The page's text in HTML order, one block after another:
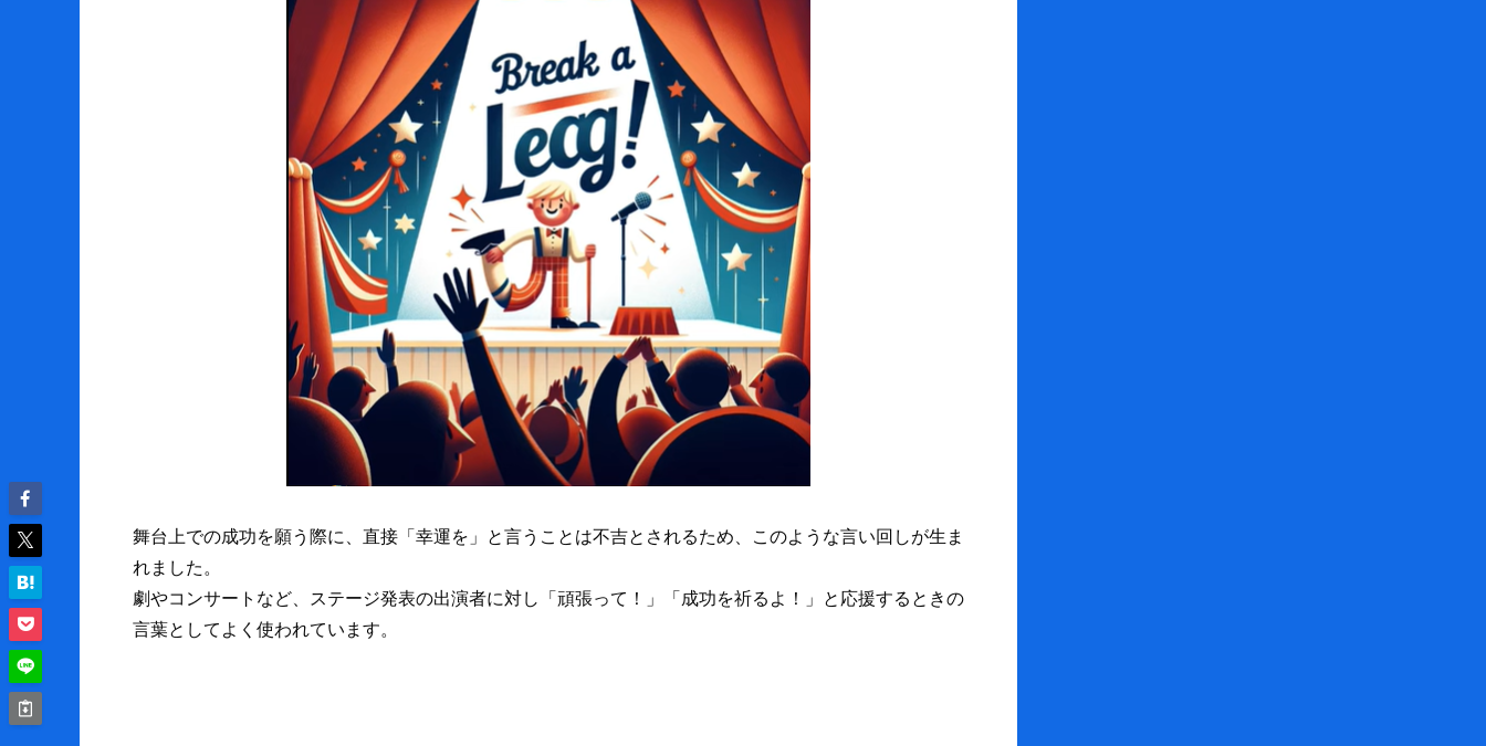
舞台上での成功を願う際に、直接「幸運を」と言うことは不吉とされるため、このような言い回しが生ま
れました。
劇やコンサートなど、ステージ発表の出演者に対し「頑張って！」「成功を祈るよ！」と応援するときの
言葉としてよく使われています。